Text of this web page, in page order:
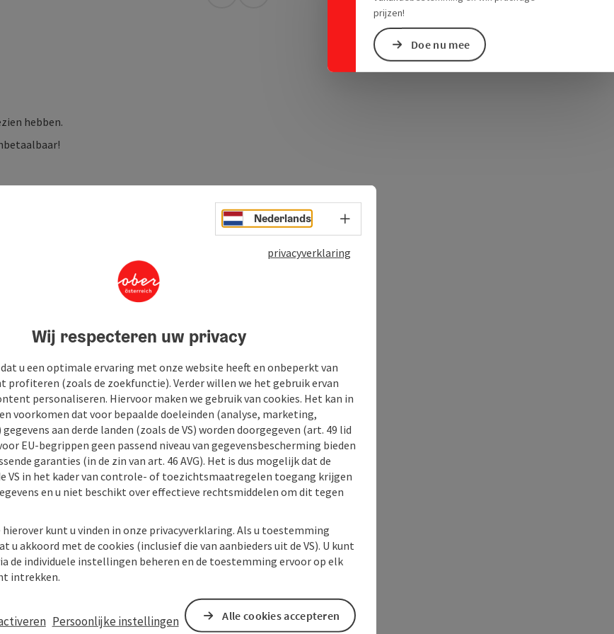
prijzen!
Doe nu mee
hebben.
Nederlands Taalkeuze - menu openen
privacyverklaring
Wij respecteren uw privacy
u een optimale ervaring met onze website heeft en onbeperkt van
profiteren (zoals de zoekfunctie). Verder willen we het gebruik ervan
personaliseren. Hiervoor maken we gebruik van cookies. Het kan in
voorkomen dat voor bepaalde doeleinden (analyse, marketing,
aan derde landen (zoals de VS) worden doorgegeven (art. 49 lid
voor EU-begrippen geen passend niveau van gegevensbescherming bieden
garanties (in de zin van art. 46 AVG). Het is dus mogelijk dat de
VS in het kader van controle- of toezichtsmaatregelen toegang krijgen
en u niet beschikt over effectieve rechtsmiddelen om dit tegen
kunt u vinden in onze privacyverklaring. Als u toestemming
u akkoord met de cookies (inclusief die van aanbieders uit de VS). U kunt
de individuele instellingen beheren en de toestemming ervoor op elk
intrekken.
Persoonlijke instellingen Alle cookies accepteren